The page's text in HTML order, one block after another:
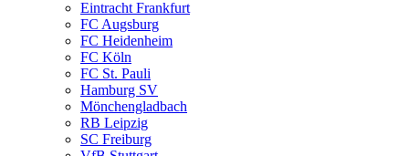
Eintracht Frankfurt
FC Augsburg
FC Heidenheim
FC Köln
FC St. Pauli
Hamburg SV
Mönchengladbach
RB Leipzig
SC Freiburg